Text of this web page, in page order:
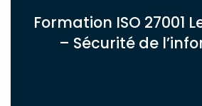
Formation ISO 27001
– Sécurité de